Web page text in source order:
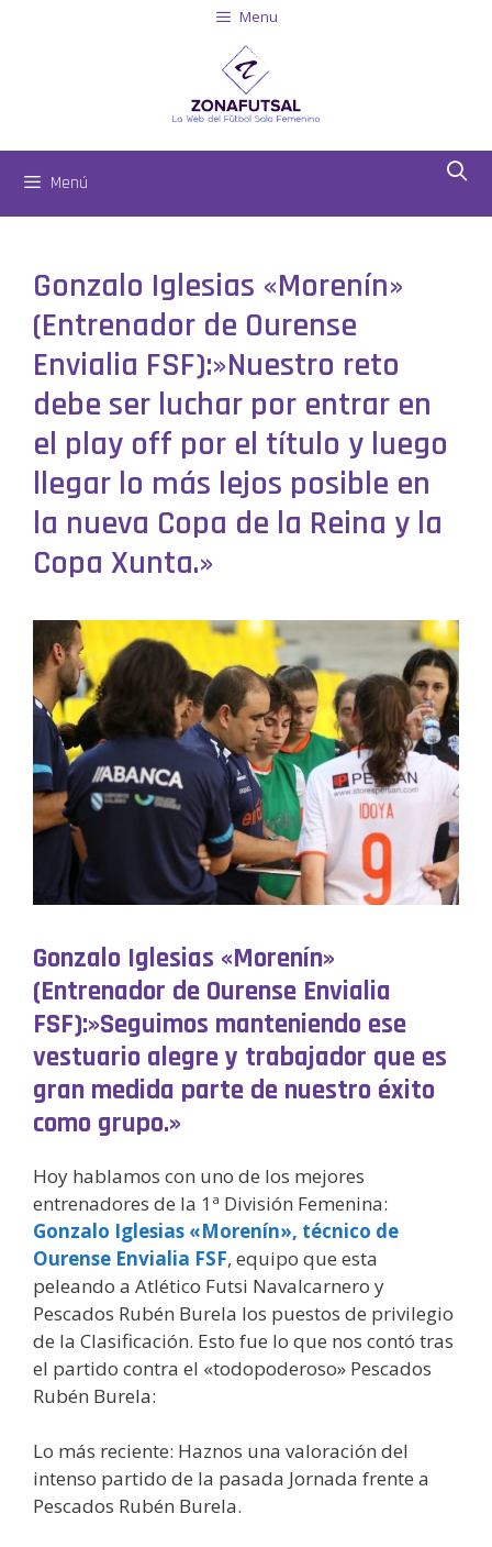
Menu
Menú
Gonzalo Iglesias «Morenín»
(Entrenador de Ourense
Envialia FSF):»Nuestro reto
debe ser luchar por entrar en
el play off por el título y luego
llegar lo más lejos posible en
la nueva Copa de la Reina y la
Copa Xunta.»
Gonzalo Iglesias «Morenín»
(Entrenador de Ourense Envialia
FSF):»Seguimos manteniendo ese
vestuario alegre y trabajador que es
gran medida parte de nuestro éxito
como grupo.»
Hoy hablamos con uno de los mejores
entrenadores de la 1ª División Femenina:
Gonzalo Iglesias «Morenín», técnico de
Ourense Envialia FSF, equipo que esta
peleando a Atlético Futsi Navalcarnero y
Pescados Rubén Burela los puestos de privilegio
de la Clasificación. Esto fue lo que nos contó tras
el partido contra el «todopoderoso» Pescados
Rubén Burela:
Lo más reciente: Haznos una valoración del
intenso partido de la pasada Jornada frente a
Pescados Rubén Burela.